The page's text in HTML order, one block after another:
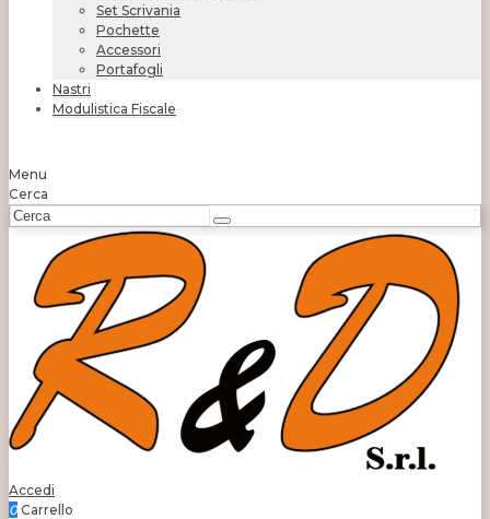
Set Scrivania
Pochette
Accessori
Portafogli
Nastri
Modulistica Fiscale
Menu
Cerca
Accedi
0 Carrello